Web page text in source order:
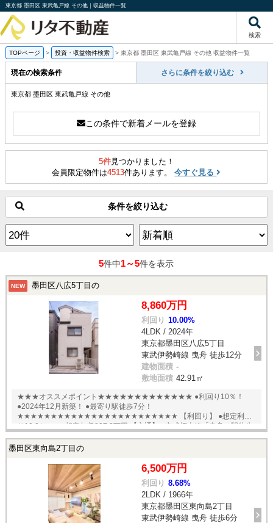
東京都 墨田区 東武亀戸線 その他｜収益物件一覧
検索
TOPページ > 投資・収益物件検索 > 東京都 墨田区 東武亀戸線 その他 収益物件一覧
現在の検索条件 さらに条件を絞り込む
東京都 墨田区 東武亀戸線 その他
この条件で新着メールを登録
5件見つかりました！
会員限定物件は4513件あります。今すぐ見る
条件を絞り込む
5件中1～5件を表示
NEW 墨田区八広5丁目の
8,860万円
利回り 10.00%
4LDK / 2024年
東京都墨田区八広5丁目
東武伊勢崎線 曳舟 徒歩12分
建物面積 -
敷地面積 42.91㎡
★★★オススメポイント★★★★★★★★★★★★★ ●利回り10％！
●2024年12月新築！ ●最寄り駅徒歩7分！
★★★★★★★★★★★★★★★★★★★★★★★★ 【利回り】 ●想定利回
り10.0％ ●想定年収827.2万円 【交通】 ●京成押上線「曳舟」駅徒歩
墨田区東向島2丁目の
6,500万円
利回り 8.68%
2LDK / 1966年
東京都墨田区東向島2丁目
東武伊勢崎線 曳舟 徒歩6分